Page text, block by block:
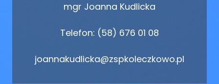
mgr Joanna Kudlicka
Telefon: (58) 676 01 08
joannakudlicka@zspkoleczkowo.pl